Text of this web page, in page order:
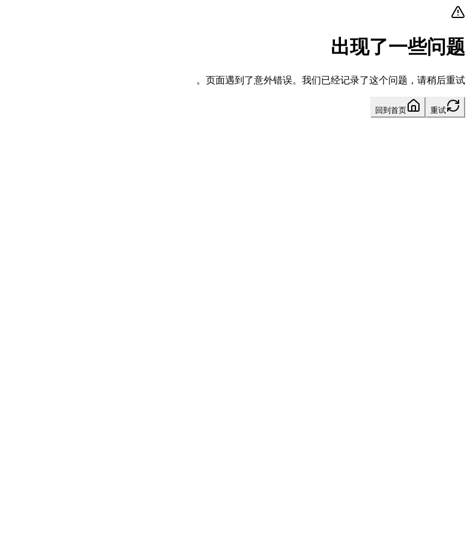
出现了一些问题
页面遇到了意外错误。我们已经记录了这个问题，请稍后重试。
重试
回到首页